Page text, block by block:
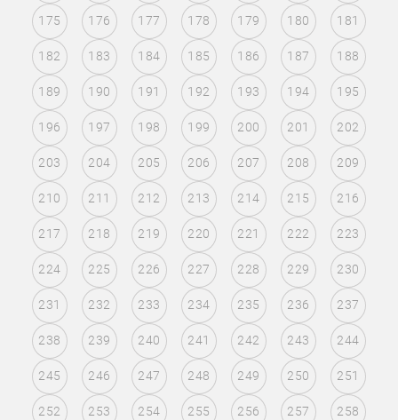
175 176 177 178 179 180 181
182 183 184 185 186 187 188
189 190 191 192 193 194 195
196 197 198 199 200 201 202
203 204 205 206 207 208 209
210 211 212 213 214 215 216
217 218 219 220 221 222 223
224 225 226 227 228 229 230
231 232 233 234 235 236 237
238 239 240 241 242 243 244
245 246 247 248 249 250 251
252 253 254 255 256 257 258